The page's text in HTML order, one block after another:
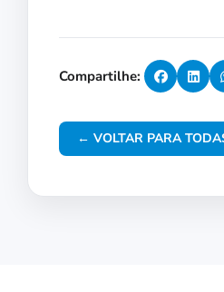
Compartilhe:
← VOLTAR PARA